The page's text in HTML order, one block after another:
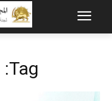
Tag: